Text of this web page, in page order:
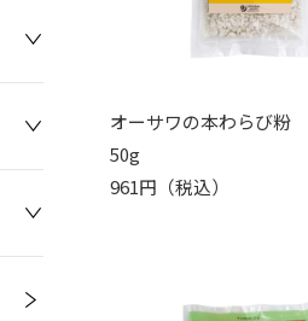
オーサワの本わらび粉
50g
961円（税込）